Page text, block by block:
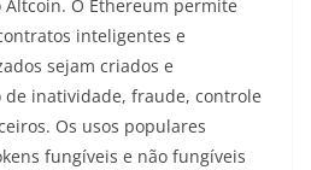
O Ethereum permite
inteligentes e
sejam criados e
de inatividade, fraude, controle
Os usos populares
fungíveis e não fungíveis